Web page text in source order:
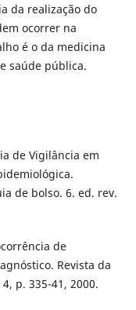
da realização do
ocorrer na
é o da medicina
saúde pública.
de Vigilância em
de bolso. 6. ed. rev.
de
Revista da
p. 335-41, 2000.